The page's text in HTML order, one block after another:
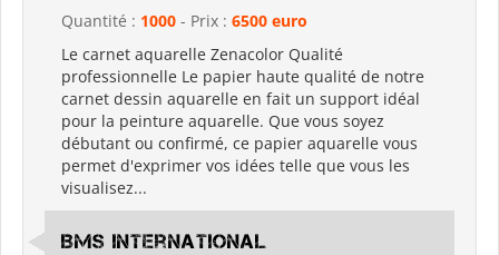
Quantité : 1000 - Prix : 6500 euro
Le carnet aquarelle Zenacolor Qualité
professionnelle Le papier haute qualité de notre
carnet dessin aquarelle en fait un support idéal
pour la peinture aquarelle. Que vous soyez
débutant ou confirmé, ce papier aquarelle vous
permet d'exprimer vos idées telle que vous les
visualisez...
BMS International